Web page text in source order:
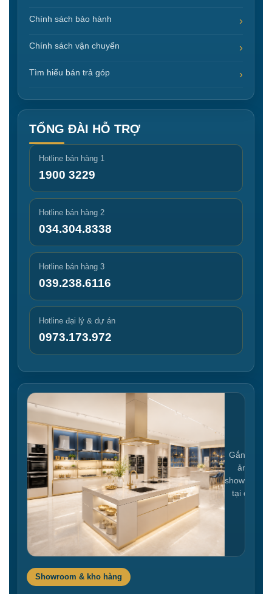
Chính sách bảo hành
Chính sách vận chuyển
Tìm hiểu bán trả góp
TỔNG ĐÀI HỖ TRỢ
Hotline bán hàng 1
1900 3229
Hotline bán hàng 2
034.304.8338
Hotline bán hàng 3
039.238.6116
Hotline đại lý & dự án
0973.173.972
Gắn link
ảnh
showroom
tại đây
Showroom & kho hàng